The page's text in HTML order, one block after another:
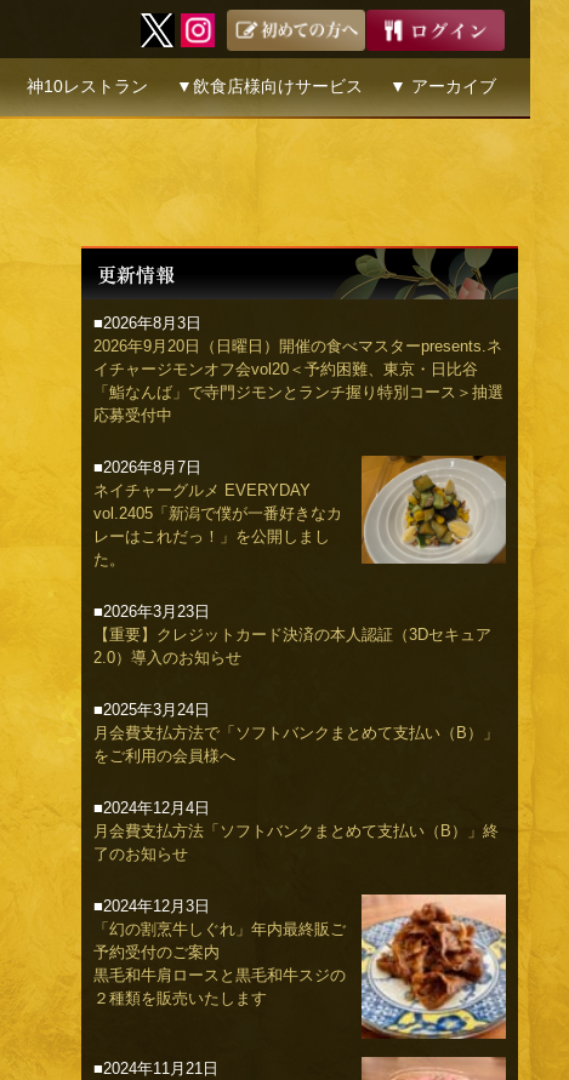
神10レストラン ▼飲食店様向けサービス ▼ アーカイブ
■2026年8月3日
2026年9月20日（日曜日）開催の食べマスターpresents.ネ
イチャージモンオフ会vol20＜予約困難、東京・日比谷
「鮨なんば」で寺門ジモンとランチ握り特別コース＞抽選
応募受付中
■2026年8月7日
ネイチャーグルメ EVERYDAY
vol.2405「新潟で僕が一番好きなカ
レーはこれだっ！」を公開しまし
た。
■2026年3月23日
【重要】クレジットカード決済の本人認証（3Dセキュア
2.0）導入のお知らせ
■2025年3月24日
月会費支払方法で「ソフトバンクまとめて支払い（B）」
をご利用の会員様へ
■2024年12月4日
月会費支払方法「ソフトバンクまとめて支払い（B）」終
了のお知らせ
■2024年12月3日
「幻の割烹牛しぐれ」年内最終販ご
予約受付のご案内
黒毛和牛肩ロースと黒毛和牛スジの
２種類を販売いたします
■2024年11月21日